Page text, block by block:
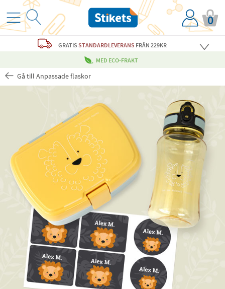
0
GRATIS STANDARDLEVERANS FRÅN 229KR
MED ECO-FRAKT
Gå till Anpassade flaskor